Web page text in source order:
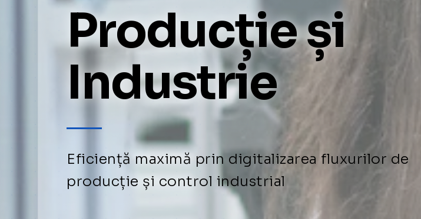
Producție și
Industrie
Eficiență maximă prin digitalizarea fluxurilor de
producție și control industrial